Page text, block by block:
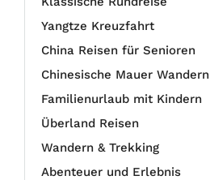
Yangtze Kreuzfahrt
China Reisen für Senioren
Chinesische Mauer Wandern
Familienurlaub mit Kindern
Überland Reisen
Wandern & Trekking
Abenteuer und Erlebnis